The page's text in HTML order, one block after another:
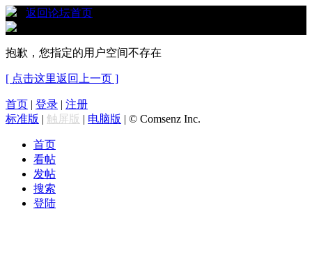
返回论坛首页
抱歉，您指定的用户空间不存在
[ 点击这里返回上一页 ]
首页 | 登录 | 注册
标准版 | 触屏版 | 电脑版 | © Comsenz Inc.
首页
看帖
发帖
搜索
登陆